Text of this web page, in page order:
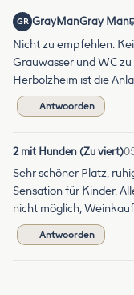
GR GrayManGray Man
Nicht zu empfehlen.
Grauwasser und WC
Herbolzheim ist die
Antwoorden
2 mit Hunden (Zu viert)
Sehr schöner Platz,
Sensation für Kinder.
nicht möglich,
Antwoorden